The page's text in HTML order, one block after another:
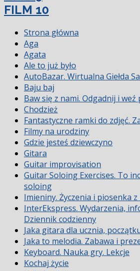
FILM 10
Strona główna
Aga
Agata
Ale to już było
AutoBazar. Wirtualna Giełda
Baju baj
Baw się z nami. Odgadnij i
Chodzież
Fantastyczne ramki do zdjęć.
Filmy na urodziny
Gdzie jesteś dziewczyno
Gitara
Guitar improvisation
Guitar Soloing Exercises. To
soloing
Imieniny. Życzenia i piosenka
InterEkspress. Wydarzenia,
Dziennik codzienny
Jaka gitara dla ucznia,
Jaka to melodia. Zabawa i
Keyboard. Nauka gry. Lekcje
Kochaj życie